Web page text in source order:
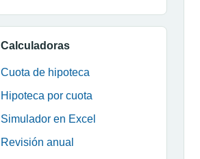
Calculadoras
Cuota de hipoteca
Hipoteca por cuota
Simulador en Excel
Revisión anual